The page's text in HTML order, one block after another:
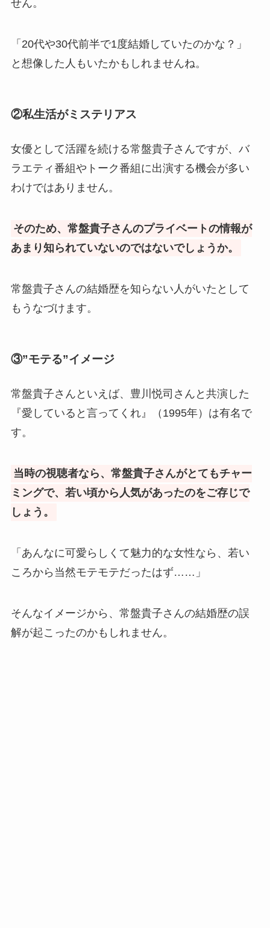
せん。
「20代や30代前半で1度結婚していたのかな？」
と想像した人もいたかもしれませんね。
②私生活がミステリアス
女優として活躍を続ける常盤貴子さんですが、バ
ラエティ番組やトーク番組に出演する機会が多い
わけではありません。
そのため、常盤貴子さんのプライベートの情報が
あまり知られていないのではないでしょうか。
常盤貴子さんの結婚歴を知らない人がいたとして
もうなづけます。
③”モテる”イメージ
常盤貴子さんといえば、豊川悦司さんと共演した
『愛していると言ってくれ』（1995年）は有名で
す。
当時の視聴者なら、常盤貴子さんがとてもチャー
ミングで、若い頃から人気があったのをご存じで
しょう。
「あんなに可愛らしくて魅力的な女性なら、若い
ころから当然モテモテだったはず……」
そんなイメージから、常盤貴子さんの結婚歴の誤
解が起こったのかもしれません。